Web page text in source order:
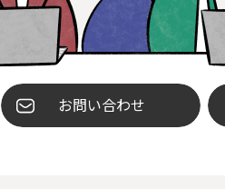
お問い合わせ